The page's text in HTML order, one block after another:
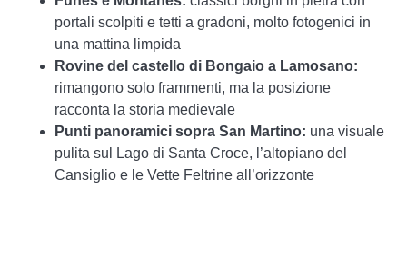
portali scolpiti e tetti a gradoni, molto fotogenici in
una mattina limpida
Rovine del castello di Bongaio a Lamosano:
rimangono solo frammenti, ma la posizione
racconta la storia medievale
Punti panoramici sopra San Martino: una visuale
pulita sul Lago di Santa Croce, l’altopiano del
Cansiglio e le Vette Feltrine all’orizzonte